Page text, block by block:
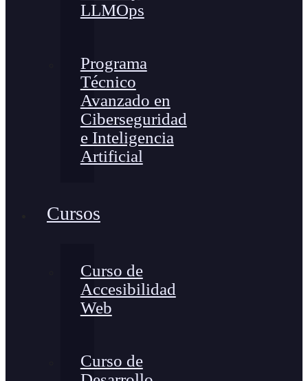
LLMOps
Programa
Técnico
Avanzado en
Ciberseguridad
e Inteligencia
Artificial
Cursos
Curso de
Accesibilidad
Web
Curso de